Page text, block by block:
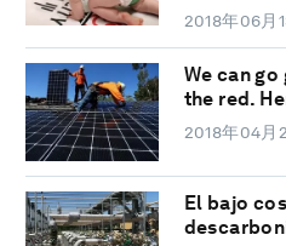
2018年06月
We can
the red.
2018年04月
El bajo